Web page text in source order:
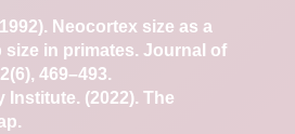
Neocortex size as a
size in primates. Journal of
469–493.
Institute. (2022). The